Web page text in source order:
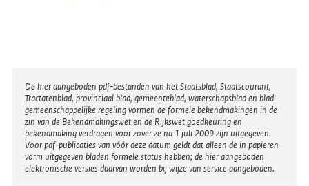
Disclaimer
De hier aangeboden pdf-bestanden van het Staatsblad, Staatscourant,
Tractatenblad, provinciaal blad, gemeenteblad, waterschapsblad en blad
gemeenschappelijke regeling vormen de formele bekendmakingen in de
zin van de Bekendmakingswet en de Rijkswet goedkeuring en
bekendmaking verdragen voor zover ze na 1 juli 2009 zijn uitgegeven.
Voor pdf-publicaties van vóór deze datum geldt dat alleen de in papieren
vorm uitgegeven bladen formele status hebben; de hier aangeboden
elektronische versies daarvan worden bij wijze van service aangeboden.